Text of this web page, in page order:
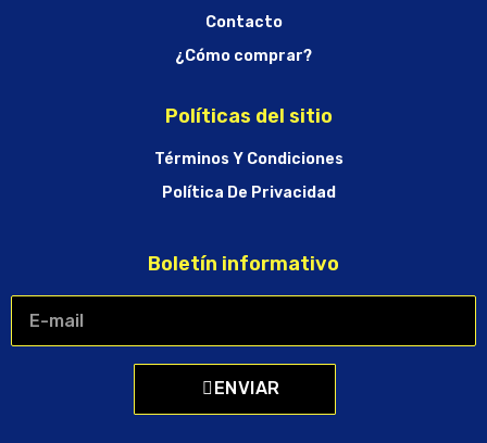
Contacto
¿Cómo comprar?
Políticas del sitio
Términos Y Condiciones
Política De Privacidad
Boletín informativo
ENVIAR